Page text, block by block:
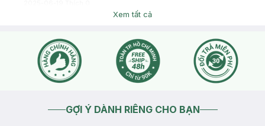
Xem tất cả
GỢI Ý DÀNH RIÊNG CHO BẠN